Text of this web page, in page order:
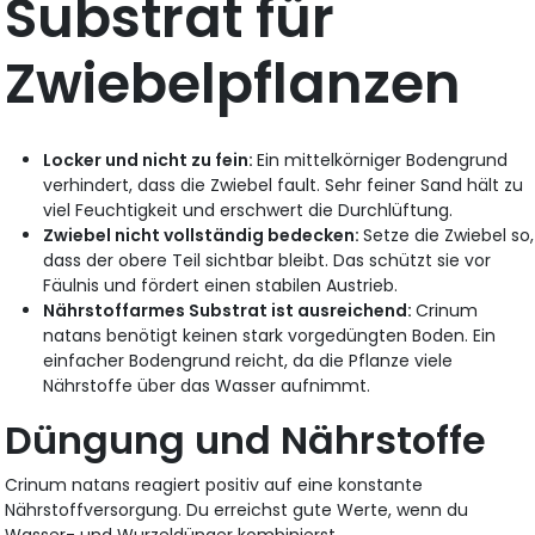
Substrat für
Zwiebelpflanzen
Locker und nicht zu fein:Ein mittelkörniger Bodengrund
verhindert, dass die Zwiebel fault. Sehr feiner Sand hält zu
viel Feuchtigkeit und erschwert die Durchlüftung.
Zwiebel nicht vollständig bedecken:Setze die Zwiebel so,
dass der obere Teil sichtbar bleibt. Das schützt sie vor
Fäulnis und fördert einen stabilen Austrieb.
Nährstoffarmes Substrat ist ausreichend:Crinum
natans benötigt keinen stark vorgedüngten Boden. Ein
einfacher Bodengrund reicht, da die Pflanze viele
Nährstoffe über das Wasser aufnimmt.
Düngung und Nährstoffe
Crinum natans reagiert positiv auf eine konstante
Nährstoffversorgung. Du erreichst gute Werte, wenn du